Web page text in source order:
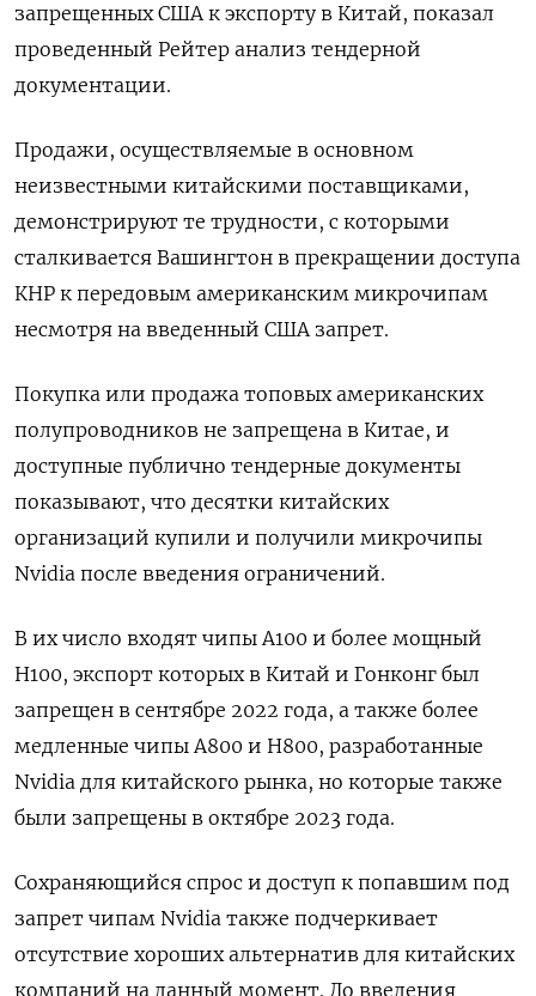
запрещенных США к экспорту в Китай, показал
проведенный Рейтер анализ тендерной
документации.
Продажи, осуществляемые в основном
неизвестными китайскими поставщиками,
демонстрируют те трудности, с которыми
сталкивается Вашингтон в прекращении доступа
КНР к передовым американским микрочипам
несмотря на введенный США запрет.
Покупка или продажа топовых американских
полупроводников не запрещена в Китае, и
доступные публично тендерные документы
показывают, что десятки китайских
организаций купили и получили микрочипы
Nvidia после введения ограничений.
В их число входят чипы A100 и более мощный
H100, экспорт которых в Китай и Гонконг был
запрещен в сентябре 2022 года, а также более
медленные чипы A800 и H800, разработанные
Nvidia для китайского рынка, но которые также
были запрещены в октябре 2023 года.
Сохраняющийся спрос и доступ к попавшим под
запрет чипам Nvidia также подчеркивает
отсутствие хороших альтернатив для китайских
компаний на данный момент. До введения